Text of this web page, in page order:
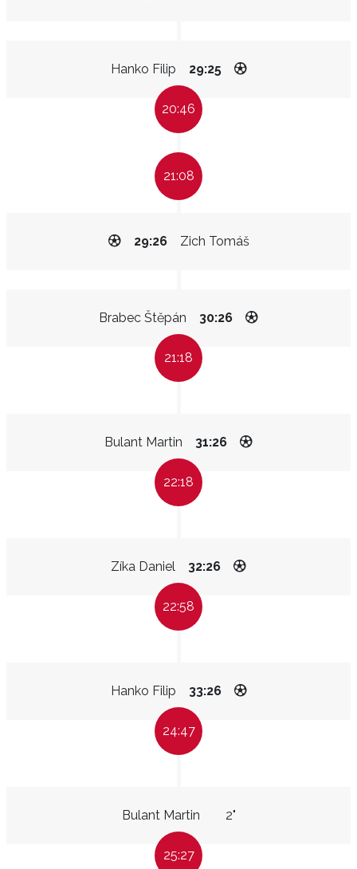
Hanko Filip 29:25
20:46
21:08
Zich Tomáš
29:26
Brabec Štěpán 30:26
21:18
Bulant Martin 31:26
22:18
Zíka Daniel 32:26
22:58
Hanko Filip 33:26
24:47
Bulant Martin 2"
25:27